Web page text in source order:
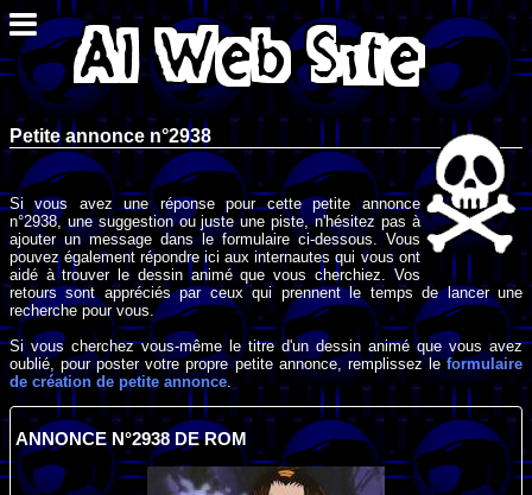
Petite annonce n°2938
Si vous avez une réponse pour cette petite annonce
n°2938, une suggestion ou juste une piste, n'hésitez pas à
ajouter un message dans le formulaire ci-dessous. Vous
pouvez également répondre ici aux internautes qui vous ont
aidé à trouver le dessin animé que vous cherchiez. Vos
retours sont appréciés par ceux qui prennent le temps de lancer une
recherche pour vous.
Si vous cherchez vous-même le titre d'un dessin animé que vous avez
oublié, pour poster votre propre petite annonce, remplissez leformulaire
de création de petite annonce .
ANNONCE N°2938 DE ROM